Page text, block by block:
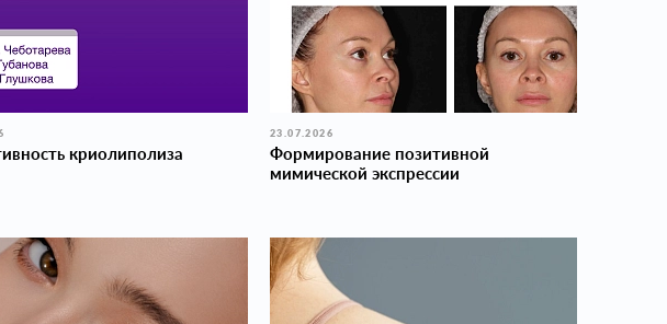
криолиполиза
23.07.2026
Формирование позитивной
мимической экспрессии